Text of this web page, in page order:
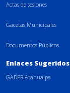
Actas de sesiones
Gacetas Municipales
Documentos Públicos
Enlaces Sugeridos
GADPR Atahualpa